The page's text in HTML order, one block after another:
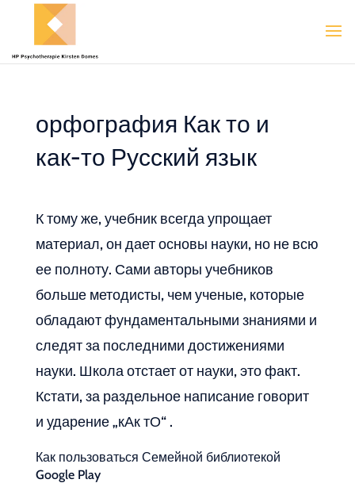
орфография Как то и
как-то Русский язык
К тому же, учебник всегда упрощает
материал, он дает основы науки, но не всю
ее полноту. Сами авторы учебников
больше методисты, чем ученые, которые
обладают фундаментальными знаниями и
следят за последними достижениями
науки. Школа отстает от науки, это факт.
Кстати, за раздельное написание говорит
и ударение „кАк тО“ .
Как пользоваться Семейной библиотекой
Google Play